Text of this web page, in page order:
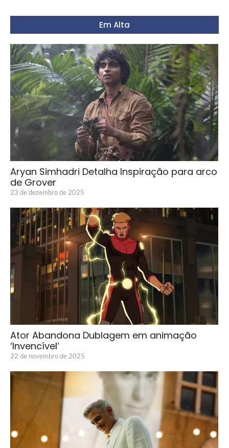
Em Alta
Aryan Simhadri Detalha Inspiração para arco
de Grover
23 de dezembro de 2025
Ator Abandona Dublagem em animação
‘Invencível’
22 de novembro de 2025